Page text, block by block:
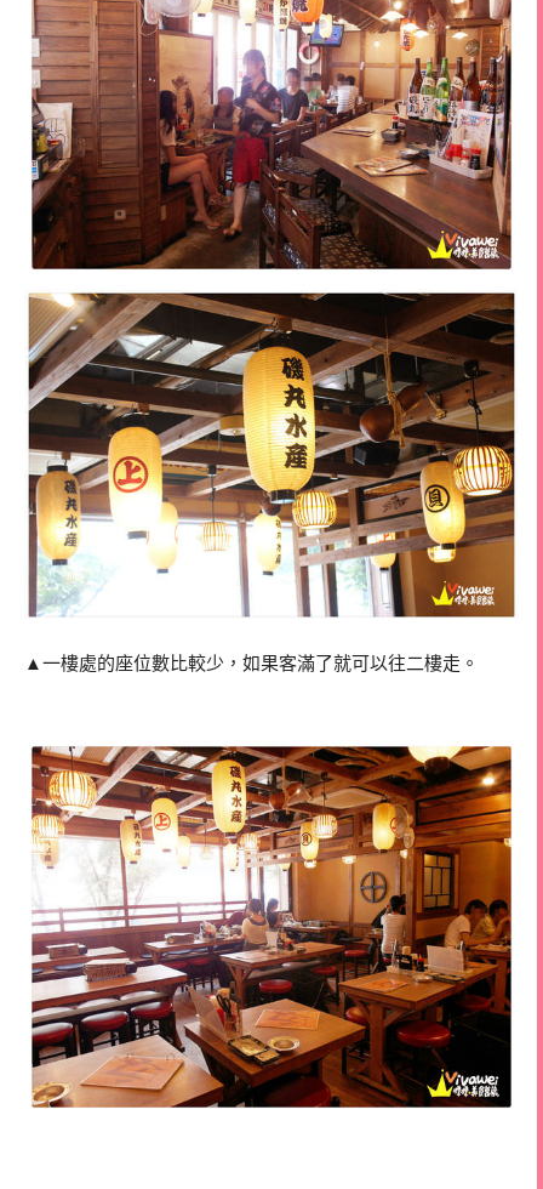
▲一樓處的座位數比較少，如果客滿了就可以往二樓走。